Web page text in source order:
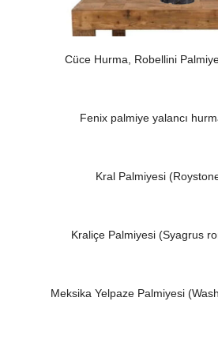
Cüce Hurma, Robellini
Fenix palmiye yalancı
Kral Palmiyesi
Kraliçe Palmiyesi (Syagrus
Meksika Yelpaze Palmiyesi